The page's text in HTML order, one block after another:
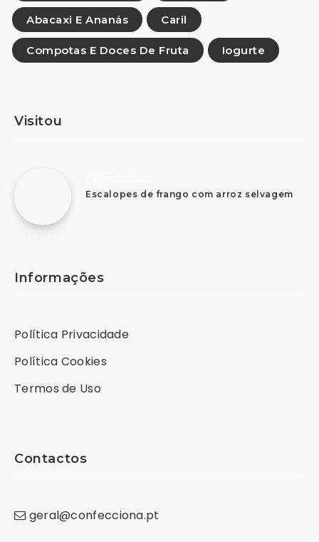
Abacaxi E Ananás Caril
Compotas E Doces De Fruta Iogurte
Visitou
Escalopes de frango com arroz selvagem
Informações
Política Privacidade
Política Cookies
Termos de Uso
Contactos
geral@confecciona.pt